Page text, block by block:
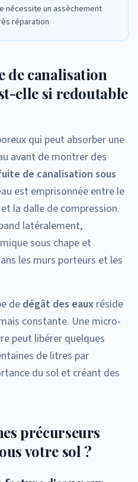
nécessite un assèchement
réparation
de canalisation
elle si redoutable
qui peut absorber une
avant de montrer des
de canalisation sous
est emprisonnée entre le
la dalle de compression.
latéralement,
sous chape et
les murs porteurs et les
dedégât des eaux réside
constante. Une micro-
peut libérer quelques
de litres par
du sol et créant des
précurseurs
votre sol ?